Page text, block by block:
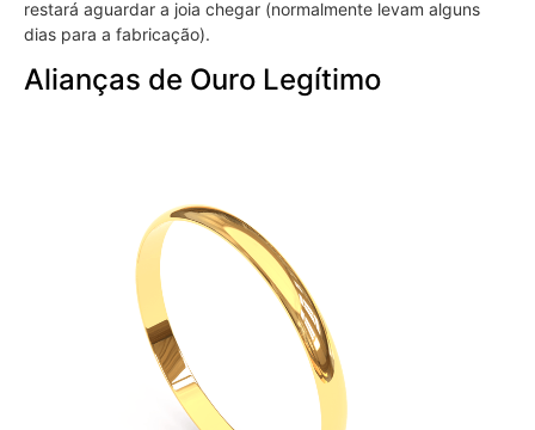
restará aguardar a joia chegar (normalmente levam alguns
dias para a fabricação).
Alianças de Ouro Legítimo